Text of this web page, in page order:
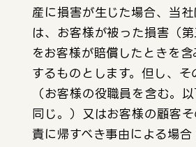
産に損害が生じた場合、当
は、お客様が被った損害（
をお客様が賠償したときを
するものとします。但し、そ
（お客様の役職員を含む。
同じ。）又はお客様の顧客
責に帰すべき事由による場